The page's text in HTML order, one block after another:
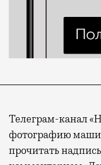
Телеграм-канал
фотографию
прочитать